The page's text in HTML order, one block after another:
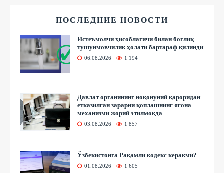
ПОСЛЕДНИЕ НОВОСТИ
Истеъмолчи ҳисоблагичи билан боғлиқ
тушунмовчилик ҳолати бартараф қилинди
06.08.2026 1 194
Давлат органининг ноқонуний қароридан
етказилган зарарни қоплашнинг ягона
механизми жорий этилмоқда
03.08.2026 1 857
Ўзбекистонга Рақамли кодекс керакми?
01.08.2026 1 605